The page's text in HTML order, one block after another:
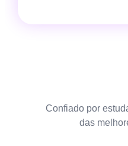
Confiado por
das